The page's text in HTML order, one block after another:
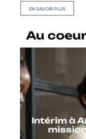
EN SAVOIR PLUS
Au
Intérim à